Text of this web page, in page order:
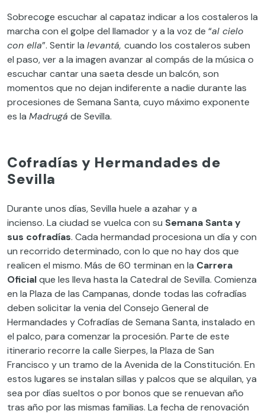
Sobrecoge escuchar al capataz indicar a los costaleros la
marcha con el golpe del llamador y a la voz de “al cielo
con ella”. Sentirla levantá, cuando los costaleros suben
el paso,ver a la imagen avanzar al compás de la música o
escuchar cantar una saeta desde un balcón,son
momentos que no dejan indiferente a nadie durante las
procesiones de Semana Santa, cuyo máximo exponente
es la Madrugá de Sevilla.
Cofradías y Hermandades de
Sevilla
Durante unos días, Sevilla huele a azahar y a
incienso. La ciudad se vuelca con su Semana Santa y
sus cofradías. Cada hermandad procesiona un día y con
un recorrido determinado,con lo que no hay dos que
realicen el mismo. Más de 60 terminan en la Carrera
Oficialque les lleva hasta la Catedral de Sevilla. Comienza
en la Plaza de las Campanas,donde todas las cofradías
deben solicitar la venia del Consejo General de
Hermandades y Cofradías de Semana Santa, instalado en
el palco, para comenzar la procesión. Parte de este
itinerario recorre la calle Sierpes, la Plaza de San
Francisco y un tramo de la Avenida de la Constitución. En
estos lugares se instalan sillas y palcos que se alquilan,ya
sea por días sueltos o por bonos que se renuevan año
tras año por las mismas familias. La fecha de renovación